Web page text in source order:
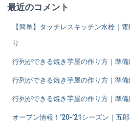
最近のコメント
【簡単】タッチレスキッチン水栓｜
り
行列ができる焼き芋屋の作り方｜準
行列ができる焼き芋屋の作り方｜準
行列ができる焼き芋屋の作り方｜準
オープン情報！’20-’21シーズン｜五